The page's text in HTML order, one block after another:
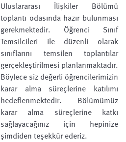
Uluslararası İlişkiler Bölümü
toplantı odasında hazır bulunması
gerekmektedir. Öğrenci Sınıf
Temsilcileri ile düzenli olarak
sınıflarını temsilen toplantılar
gerçekleştirilmesi planlanmaktadır.
Böylece siz değerli öğrencilerimizin
karar alma süreçlerine katılımı
hedeflenmektedir. Bölümümüz
karar alma süreçlerine katkı
sağlayacağınız için hepinize
şimdiden teşekkür ederiz.